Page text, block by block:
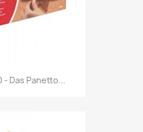
- Das Panetto...